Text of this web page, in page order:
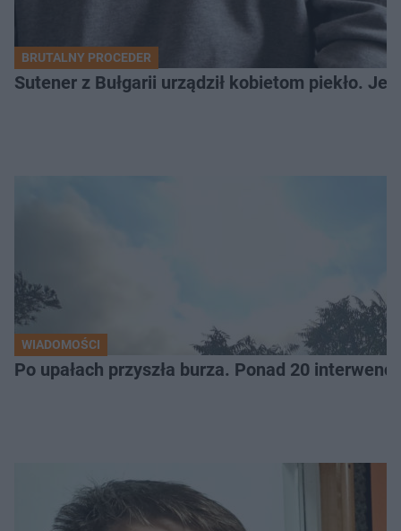
BRUTALNY PROCEDER
Sutener z Bułgarii urządził kobietom piekło.
WIADOMOŚCI
Po upałach przyszła burza. Ponad 20